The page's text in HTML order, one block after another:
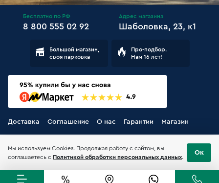
Бесплатно по РФ
8 800 555 02 92
Адрес магазина
Шаболовка, 23, к1
Большой магазин,
своя парковка
Про-подбор.
Нам 16 лет!
Доставка Соглашение О нас Гарантии Магазин
Мы используем Cookies. Продолжая работу с сайтом, вы
соглашаетесь с Политикой обработки персональных данных.
Ок